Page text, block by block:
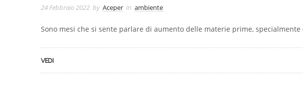
24 Febbraio 2022 by Aceper in ambiente
Sono mesi che si sente parlare di aumento delle materie prime,
VEDI